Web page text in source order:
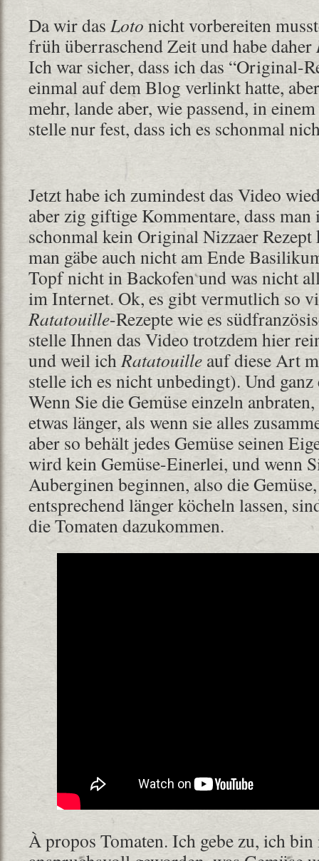
Da wir das Loto nicht vorbereiten
früh überraschend Zeit und habe daher
Ich war sicher, dass ich das “Original-
einmal auf dem Blog verlinkt hatte,
mehr, lande aber, wie passend, in einem
stelle nur fest, dass ich es schonmal
Jetzt habe ich zumindest das Video
aber zig giftige Kommentare, dass man
schonmal kein Original Nizzaer Rezept
man gäbe auch nicht am Ende
Topf nicht in Backofen und was nicht
im Internet. Ok, es gibt vermutlich so
Ratatouille-Rezepte wie es
stelle Ihnen das Video trotzdem hier
und weil ichRatatouille auf diese Art
stelle ich es nicht unbedingt). Und
Wenn Sie die Gemüse einzeln
etwas länger, als wenn sie alles
aber so behält jedes Gemüse seinen
wird kein Gemüse-Einerlei, und wenn
Auberginen beginnen, also die
entsprechend länger köcheln lassen,
die Tomaten dazukommen.
À propos Tomaten. Ich gebe zu, ich